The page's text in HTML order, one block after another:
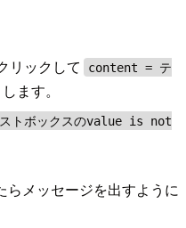
リックして
content = テ
ます。
ストボックスのvalue is not
らメッセージを出すように